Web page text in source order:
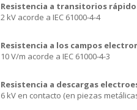
Resistencia a transitorios
2 kV acorde a IEC 61000-4-4
Resistencia a los campos
10 V/m acorde a IEC 61000-4-3
Resistencia a descargas
6 kV en contacto (en piezas